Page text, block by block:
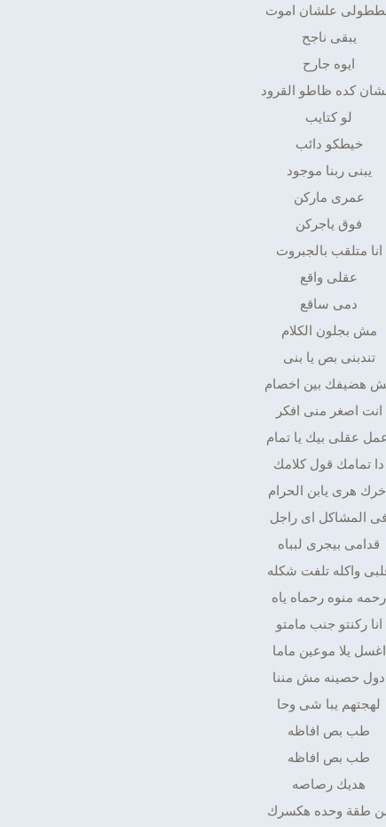
علشان اموت
يبقى ناجح
ايوه جارح
كده ظاطو القرود
لو كتايب
خيطكو دائب
يبنى ربنا موجود
عمرى ماركن
فوق ياجركن
انا متلقب بالجبروت
عقلى واقع
دمى ساقع
مش بجلون الكلام
تندبنى بص يا بنى
هضيفك بين اخصام
انت اصغر منى افكر
عقلى بيك يا تمام
دا تمامك قول كلامك
هرى يابن الحرام
المشاكل اى راجل
قدامى بيجرى لبباه
واكله تلفت شكله
رحمه منوه رحماه ياه
انا ركنتو جنب مامتو
اغسل يلا موعين ماما
دول حصينه مش مننا
لهجتهم يبا شى وحا
طب بص افاظه
طب بص افاظه
هديك رصاصه
طقة وحده هكسرك